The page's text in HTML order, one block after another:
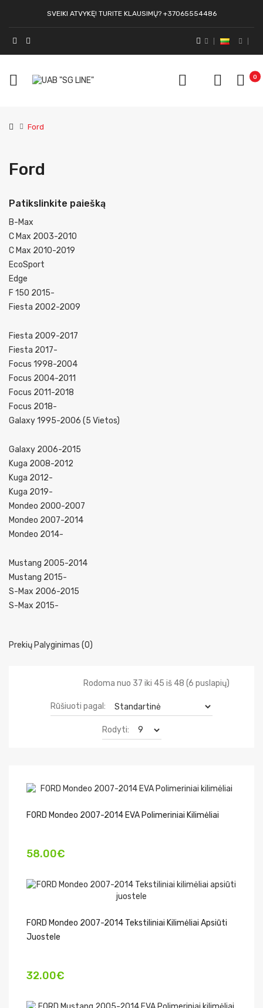
SVEIKI ATVYKĘ! TURITE KLAUSIMŲ? +37065554486
0
Ford
Ford
Patikslinkite paiešką
B-Max
C Max 2003-2010
C Max 2010-2019
EcoSport
Edge
F 150 2015-
Fiesta 2002-2009
Fiesta 2009-2017
Fiesta 2017-
Focus 1998-2004
Focus 2004-2011
Focus 2011-2018
Focus 2018-
Galaxy 1995-2006 (5 Vietos)
Galaxy 2006-2015
Kuga 2008-2012
Kuga 2012-
Kuga 2019-
Mondeo 2000-2007
Mondeo 2007-2014
Mondeo 2014-
Mustang 2005-2014
Mustang 2015-
S-Max 2006-2015
S-Max 2015-
Prekių Palyginimas (0)
Rodoma nuo 37 iki 45 iš 48 (6 puslapių)
Rūšiuoti pagal:
Rodyti:
FORD Mondeo 2007-2014 EVA Polimeriniai Kilimėliai
58.00€
FORD Mondeo 2007-2014 Tekstiliniai Kilimėliai Apsiūti
Juostele
32.00€